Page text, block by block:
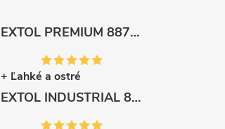
EXTOL PREMIUM 8872105 Nožnice záhradnícke dlhé úzke, 200mm, max. prestrih Ø6mm
+ Ľahké a ostré
EXTOL INDUSTRIAL 8791861 Viazač armatúr aku Share20V, bez aku, drôt 0,8mm, oko 8-34mm, bezuhlíkový motor